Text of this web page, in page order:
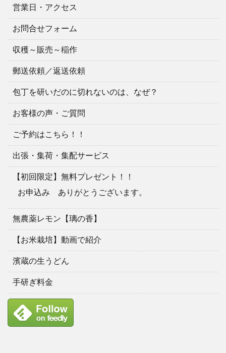
営業日・アクセス
お問合せフォーム
収穫～販売～稲作
郵送依頼／返送依頼
包丁を研いだのに切れないのは、なぜ？
お客様の声・ご質問
ご予約はこちら！！
出張・集荷・集配サービス
【初回限定】無料プレゼント！！
お申込み ありがとうございます。
無農薬レモン【璃の香】
【お米栽培】動画で紹介
濱蔵の生うどん
手研ぎ料金